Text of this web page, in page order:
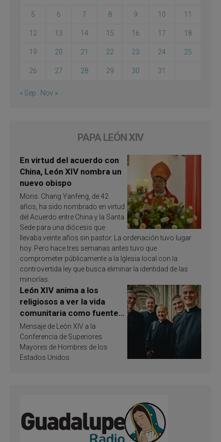
5 6 7 8 9 10 11
12 13 14 15 16 17 18
19 20 21 22 23 24 25
26 27 28 29 30 31
« Sep Nov »
PAPA LEÓN XIV
En virtud del acuerdo con
China, León XIV nombra un
nuevo obispo
Mons. Chang Yanfeng, de 42
años, ha sido nombrado en virtud
del Acuerdo entre China y la Santa
Sede para una diócesis que
llevaba veinte años sin pastor. La ordenación tuvo lugar
hoy. Pero hace tres semanas antes tuvo que
comprometer públicamente a la Iglesia local con la
controvertida ley que busca eliminar la identidad de las
minorías.
León XIV anima a los
religiosos a ver la vida
comunitaria como fuente
de inspiración y
santificación
Mensaje de León XIV a la
Conferencia de Superiores
Mayores de Hombres de los
Estados Unidos